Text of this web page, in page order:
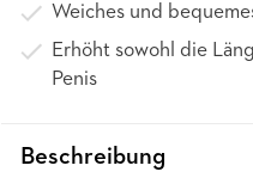
Weiches und
Erhöht sowohl die
Penis
Beschreibung